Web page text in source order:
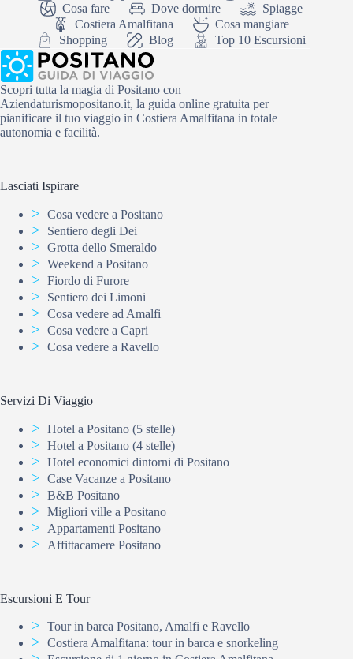
Cosa fare
Dove dormire
Spiagge
Costiera Amalfitana
Cosa mangiare
Shopping
Blog Top 10 Escursioni
Scopri tutta la magia di Positano con
Aziendaturismopositano.it, la guida online gratuita per
pianificare il tuo viaggio in Costiera Amalfitana in totale
autonomia e facilità.
Lasciati Ispirare
Cosa vedere a Positano
Sentiero degli Dei
Grotta dello Smeraldo
Weekend a Positano
Fiordo di Furore
Sentiero dei Limoni
Cosa vedere ad Amalfi
Cosa vedere a Capri
Cosa vedere a Ravello
Servizi Di Viaggio
Hotel a Positano (5 stelle)
Hotel a Positano (4 stelle)
Hotel economici dintorni di Positano
Case Vacanze a Positano
B&B Positano
Migliori ville a Positano
Appartamenti Positano
Affittacamere Positano
Escursioni E Tour
Tour in barca Positano, Amalfi e Ravello
Costiera Amalfitana: tour in barca e snorkeling